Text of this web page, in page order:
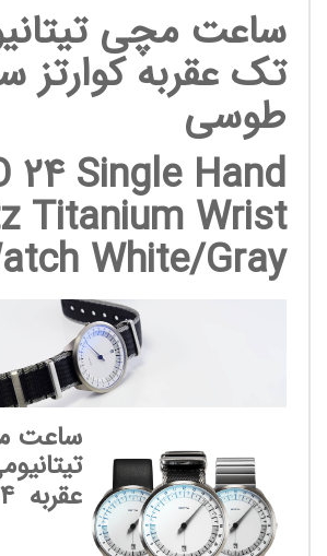
ساعت مچی
تک عقربه کوارتز
طوسی
24 Single Hand
Titanium Wrist
White/Gray
ساعت
عقربه